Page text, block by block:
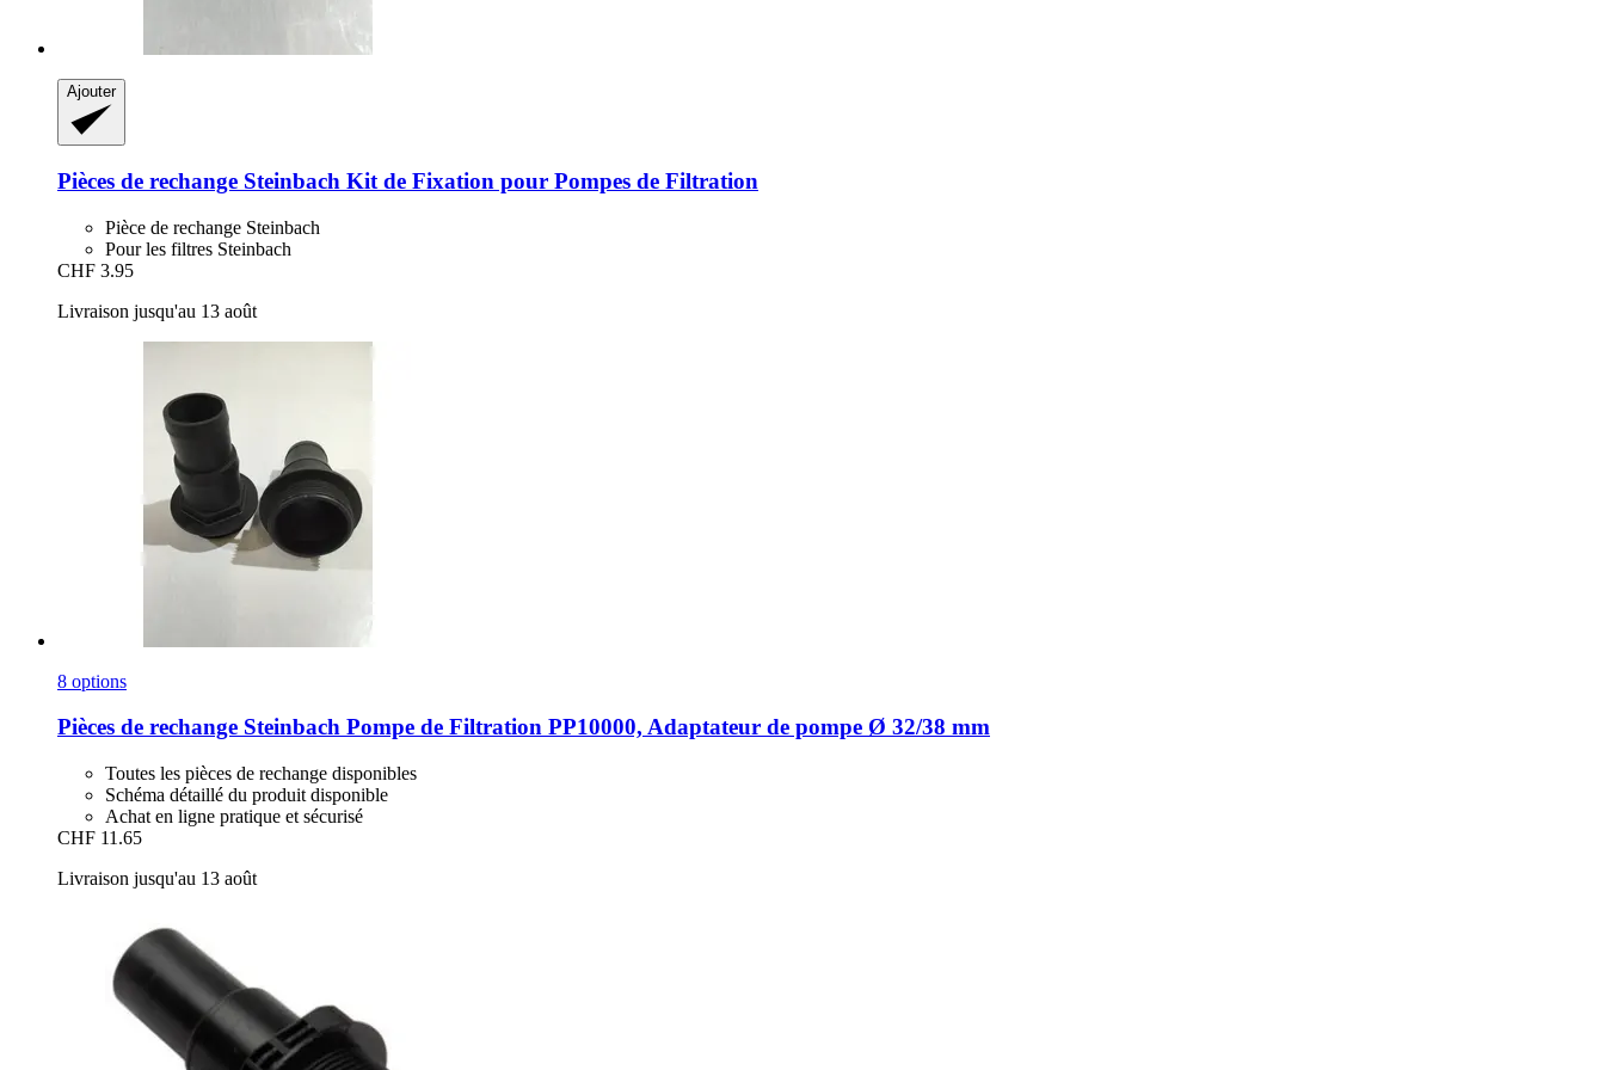
Ajouter
Pièces de rechange Steinbach Kit de Fixation pour Pompes de Filtration
Pièce de rechange Steinbach
Pour les filtres Steinbach
CHF 3.95
Livraison jusqu'au 13 août
8 options
Pièces de rechange Steinbach Pompe de Filtration PP10000, Adaptateur de pompe Ø 32/38 mm
Toutes les pièces de rechange disponibles
Schéma détaillé du produit disponible
Achat en ligne pratique et sécurisé
CHF 11.65
Livraison jusqu'au 13 août